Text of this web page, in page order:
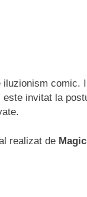
comic.
invitat la
realizat de